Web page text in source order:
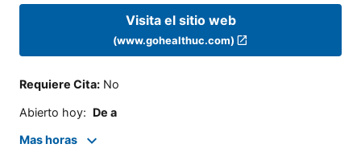
Visita el sitio web
(www.gohealthuc.com)
Requiere Cita: No
Abierto hoy: De a
Mas horas